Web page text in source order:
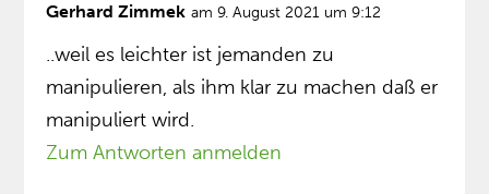
Gerhard Zimmek am 9. August 2021 um 9:12
..weil es leichter ist jemanden zu
manipulieren, als ihm klar zu machen daß er
manipuliert wird.
Zum Antworten anmelden